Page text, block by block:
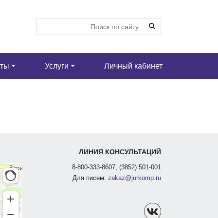
Услуги Личный кабинет
ЛИНИЯ КОНСУЛЬТАЦИЙ
8-800-333-8607, (3852) 501-001
Для писем: zakaz@jurkomp.ru